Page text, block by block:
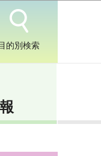
的別検索